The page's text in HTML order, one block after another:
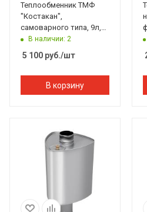
Теплообменник ТМФ
"Костакан",
самоварного типа, 9л,
ф150 мм, G3/4
В наличии: 2
5 100 руб./шт
В корзину